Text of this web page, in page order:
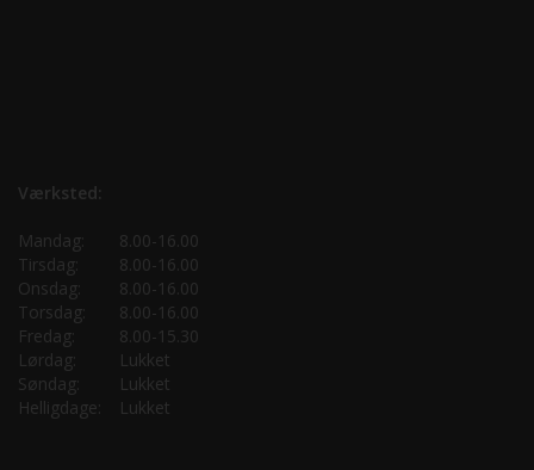
Værksted:
Mandag:
8.00-16.00
Tirsdag:
8.00-16.00
Onsdag:
8.00-16.00
Torsdag:
8.00-16.00
Fredag:
8.00-15.30
Lørdag:
Lukket
Søndag:
Lukket
Helligdage:
Lukket